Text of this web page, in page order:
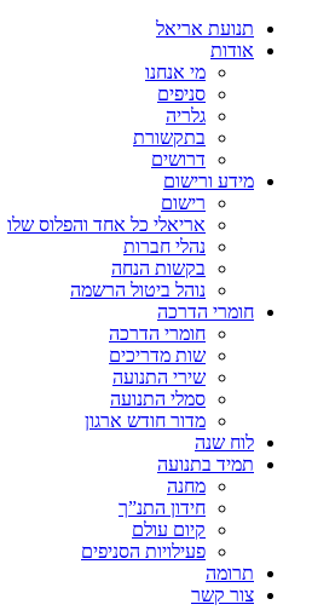
תנועת אריאל
אודות
מי אנחנו
סניפים
גלריה
בתקשורת
דרושים
מידע ורישום
רישום
אריאלי כל אחד והפלוס שלו
נהלי חברות
בקשות הנחה
נוהל ביטול הרשמה
חומרי הדרכה
חומרי הדרכה
שות מדריכים
שירי התנועה
סמלי התנועה
מדור חודש ארגון
לוח שנה
תמיד בתנועה
מחנה
חידון התנ”ך
קיום עולם
פעילויות הסניפים
תרומה
צור קשר